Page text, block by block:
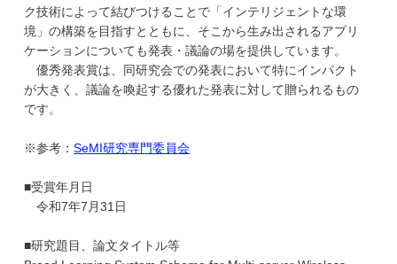
ク技術によって結びつけることで「インテリジェントな環
境」の構築を目指すとともに、そこから生み出されるアプリ
ケーションについても発表・議論の場を提供しています。
優秀発表賞は、同研究会での発表において特にインパクト
が大きく、議論を喚起する優れた発表に対して贈られるもの
です。
※参考：SeMI研究専門委員会
■受賞年月日
令和7年7月31日
■研究題目、論文タイトル等